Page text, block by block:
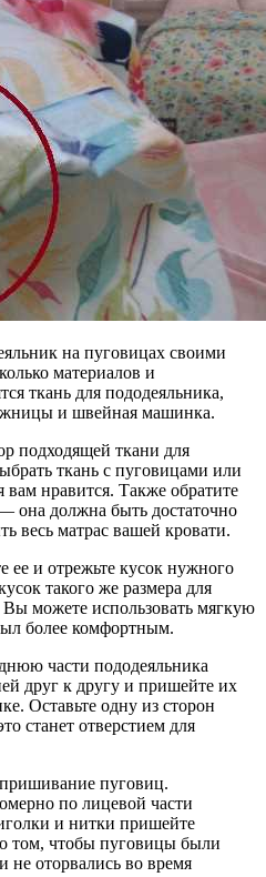
на пуговицах своими
материалов и
ткань для пододеяльника,
и швейная машинка.
подходящей ткани для
ткань с пуговицами или
нравится. Также обратите
она должна быть достаточно
весь матрас вашей кровати.
ее и отрежьте кусок нужного
такого же размера для
Вы можете использовать мягкую
более комфортным.
части пододеяльника
друг к другу и пришейте их
Оставьте одну из сторон
станет отверстием для
пуговиц.
по лицевой части
и нитки пришейте
том, чтобы пуговицы были
оторвались во время